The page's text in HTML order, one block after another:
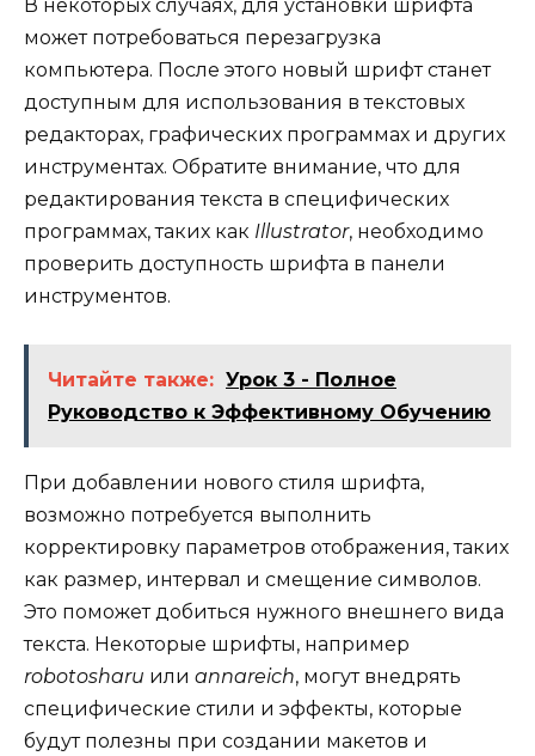
В некоторых случаях, для установки шрифта
может потребоваться перезагрузка
компьютера. После этого новый шрифт станет
доступным для использования в текстовых
редакторах, графических программах и других
инструментах. Обратите внимание, что для
редактирования текста в специфических
программах, таких как Illustrator, необходимо
проверить доступность шрифта в панели
инструментов.
Читайте также: Урок 3 - Полное
Руководство к Эффективному Обучению
При добавлении нового стиля шрифта,
возможно потребуется выполнить
корректировку параметров отображения, таких
как размер, интервал и смещение символов.
Это поможет добиться нужного внешнего вида
текста. Некоторые шрифты, например
robotosharu или annareich, могут внедрять
специфические стили и эффекты, которые
будут полезны при создании макетов и